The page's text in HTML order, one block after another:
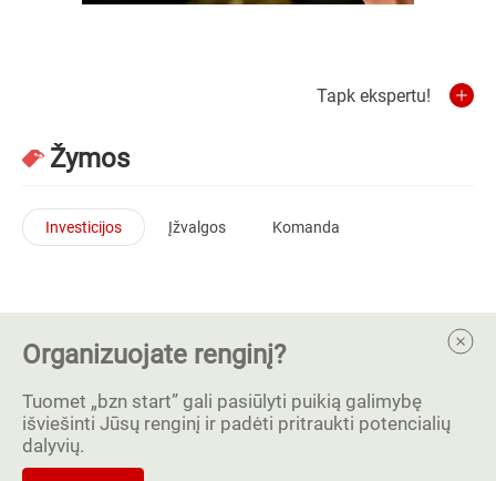
Tapk ekspertu!
Žymos
Investicijos Įžvalgos Komanda
Organizuojate renginį?
Tuomet „bzn start” gali pasiūlyti puikią galimybę
išviešinti Jūsų renginį ir padėti pritraukti potencialių
dalyvių.